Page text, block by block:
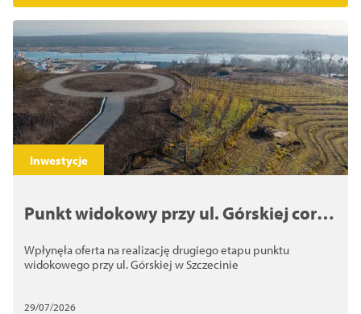
Inwestycje
Punkt widokowy przy ul. Górskiej coraz
etap inwestycji
Wpłynęła oferta na realizację drugiego etapu punktu
widokowego przy ul. Górskiej w Szczecinie
29/07/2026